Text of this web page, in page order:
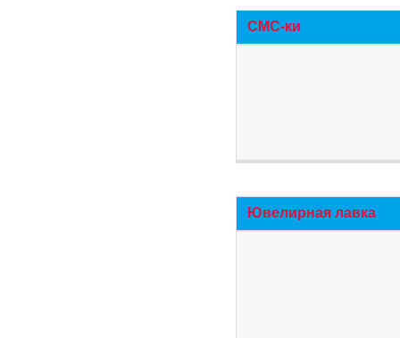
СМС-ки
Ювелирная лавка